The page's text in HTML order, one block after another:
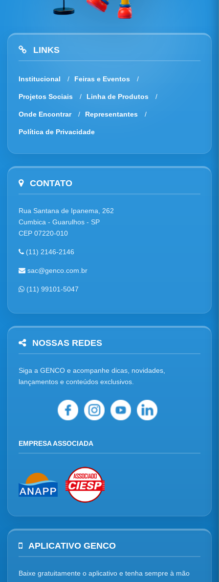
LINKS
Institucional Feiras e Eventos
Projetos Sociais Linha de Produtos
Onde Encontrar Representantes
Política de Privacidade
CONTATO
Rua Santana de Ipanema, 262
Cumbica - Guarulhos - SP
CEP 07220-010
(11) 2146-2146
sac@genco.com.br
(11) 99101-5047
NOSSAS REDES
Siga a GENCO e acompanhe dicas, novidades,
lançamentos e conteúdos exclusivos.
EMPRESA ASSOCIADA
APLICATIVO GENCO
Baixe gratuitamente o aplicativo e tenha sempre à mão